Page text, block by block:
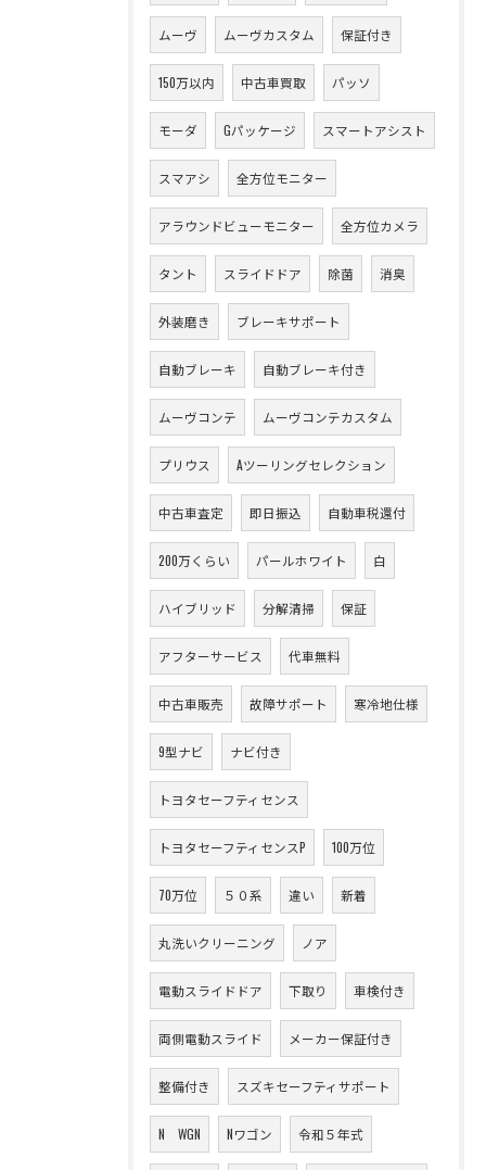
ムーヴ ムーヴカスタム 保証付き
150万以内 中古車買取 パッソ
モーダ Gパッケージ スマートアシスト
スマアシ 全方位モニター
アラウンドビューモニター 全方位カメラ
タント スライドドア 除菌 消臭
外装磨き ブレーキサポート
自動ブレーキ 自動ブレーキ付き
ムーヴコンテ ムーヴコンテカスタム
プリウス Aツーリングセレクション
中古車査定 即日振込 自動車税還付
200万くらい パールホワイト 白
ハイブリッド 分解清掃 保証
アフターサービス 代車無料
中古車販売 故障サポート 寒冷地仕様
9型ナビ ナビ付き
トヨタセーフティセンス
トヨタセーフティセンスP 100万位
70万位 ５０系 違い 新着
丸洗いクリーニング ノア
電動スライドドア 下取り 車検付き
両側電動スライド メーカー保証付き
整備付き スズキセーフティサポート
N WGN Nワゴン 令和５年式